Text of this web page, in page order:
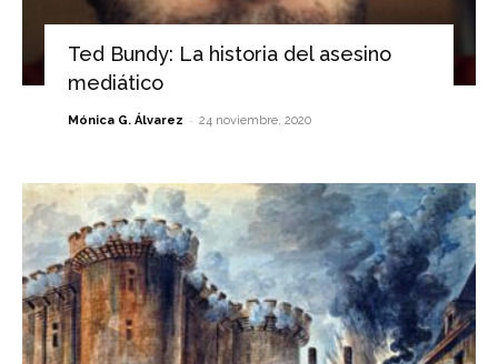
Ted Bundy: La historia del asesino
mediático
Mónica G. Álvarez - 24 noviembre, 2020